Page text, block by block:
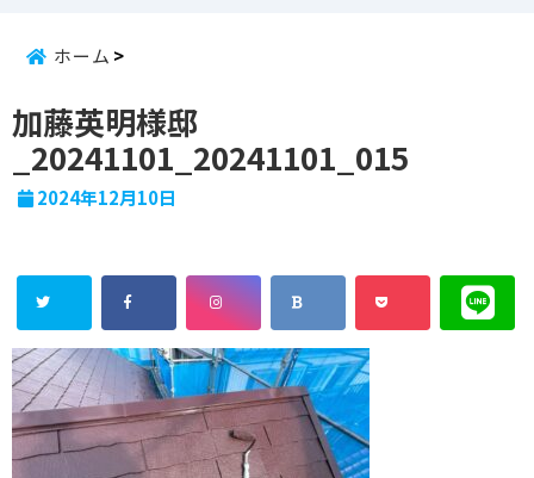
ホーム
加藤英明様邸
_20241101_20241101_015
2024年12月10日